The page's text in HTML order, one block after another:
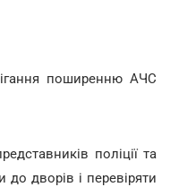
поширенню АЧС
поліції та
до дворів і перевіряти